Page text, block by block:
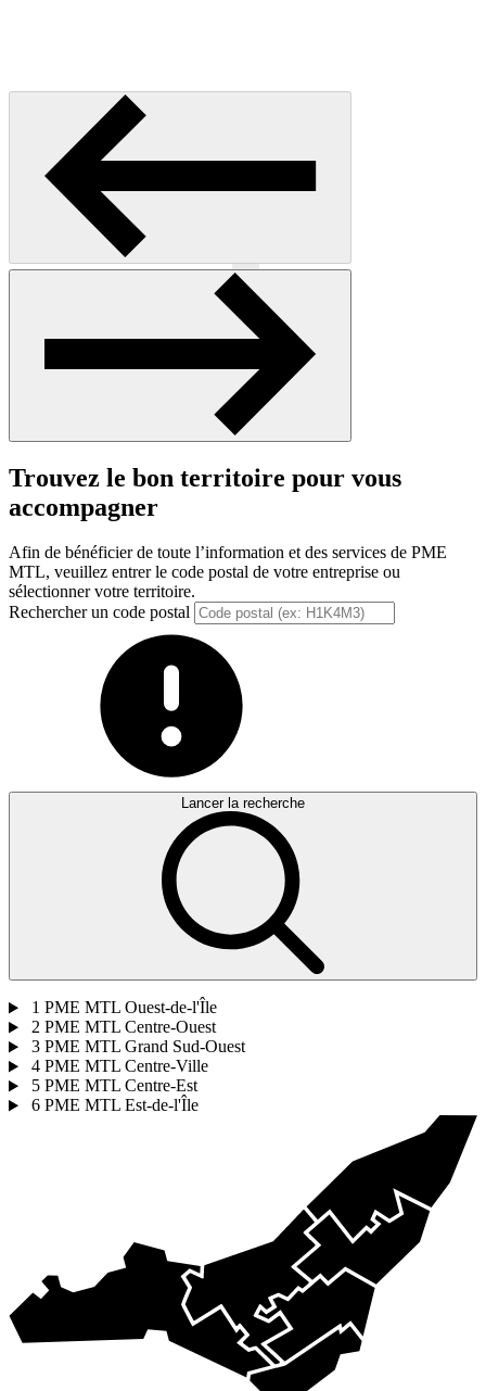
Précédent
Trouvez le bon territoire pour vous
accompagner
Afin de bénéficier de toute l’information et des services de PME
MTL, veuillez entrer le code postal de votre entreprise ou
sélectionner votre territoire.
Rechercher un code postal
Lancer la recherche
1 PME MTL Ouest-de-l'Île
2 PME MTL Centre-Ouest
3 PME MTL Grand Sud-Ouest
4 PME MTL Centre-Ville
5 PME MTL Centre-Est
6 PME MTL Est-de-l'Île